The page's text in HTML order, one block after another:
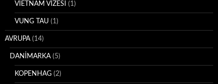
VİETNAM VİZESİ (1)
VUNG TAU (1)
AVRUPA(14)
DANİMARKA(5)
KOPENHAG (2)